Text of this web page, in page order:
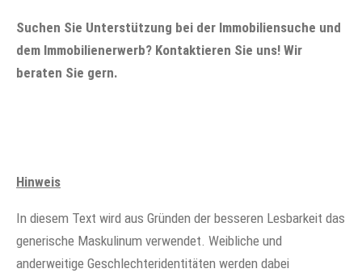
Suchen Sie Unterstützung bei der Immobiliensuche und
dem Immobilienerwerb? Kontaktieren Sie uns! Wir
beraten Sie gern.
Hinweis
In diesem Text wird aus Gründen der besseren Lesbarkeit das
generische Maskulinum verwendet. Weibliche und
anderweitige Geschlechteridentitäten werden dabei